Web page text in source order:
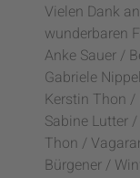
Vielen Dank
wunderbaren
Anke Sauer /
Gabriele
Kerstin Thon
Sabine Lutter
Thon /
Bürgener /